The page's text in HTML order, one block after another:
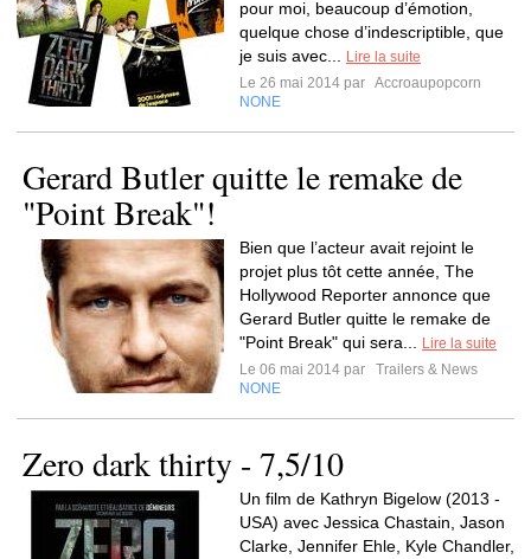
pour moi, beaucoup d’émotion,
quelque chose d’indescriptible, que
je suis avec...
Lire la suite
Le 26 mai 2014 par Accroaupopcorn
NONE
Gerard Butler quitte le remake de
"Point Break"!
Bien que l’acteur avait rejoint le
projet plus tôt cette année, The
Hollywood Reporter annonce que
Gerard Butler quitte le remake de
"Point Break" qui sera...
Lire la suite
Le 06 mai 2014 par
Trailers & News
NONE
Zero dark thirty - 7,5/10
Un film de Kathryn Bigelow (2013 -
USA) avec Jessica Chastain, Jason
Clarke, Jennifer Ehle, Kyle Chandler,